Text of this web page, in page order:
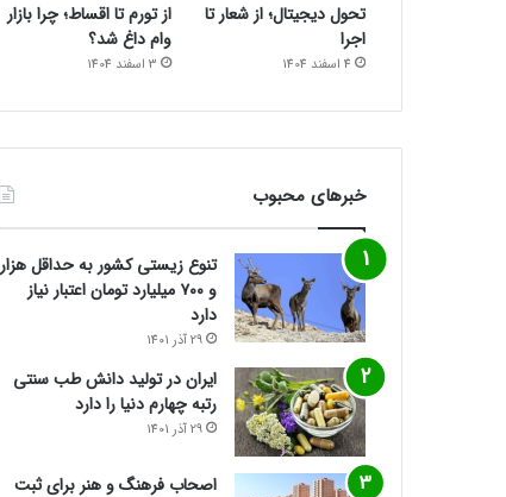
تحول دیجیتال؛ از شعار تا
اجرا
4 اسفند 1404
از تورم تا اقساط؛ چرا بازار
وام داغ شد؟
3 اسفند 1404
خبرهای محبوب
تنوع زیستی کشور به حداقل هزار
و ۷۰۰ میلیارد تومان اعتبار نیاز
دارد
29 آذر 1401
ایران در تولید دانش طب سنتی
رتبه چهارم دنیا را دارد
29 آذر 1401
اصحاب فرهنگ و هنر برای ثبت